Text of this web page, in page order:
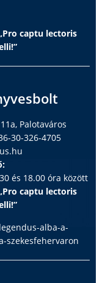
captu lectoris
Palotaváros
30-326-4705
és 18.00 óra között
captu lectoris
alba-a-
szekesfehervaron